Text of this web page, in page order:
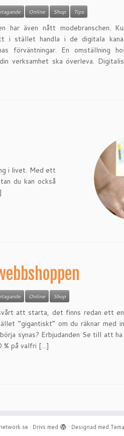
Online Shop Tips
har även nått modebranschen.
i stället handla i de digitala
förväntningar. En omställning
verksamhet ska överleva.
i livet. Med ett
du kan också
Online Shop
att starta, det finns redan ett
”gigantiskt” om du räknar med
synas? Erbjudanden Se till att ha
% på valfri […]
· Drivs med · Designad med